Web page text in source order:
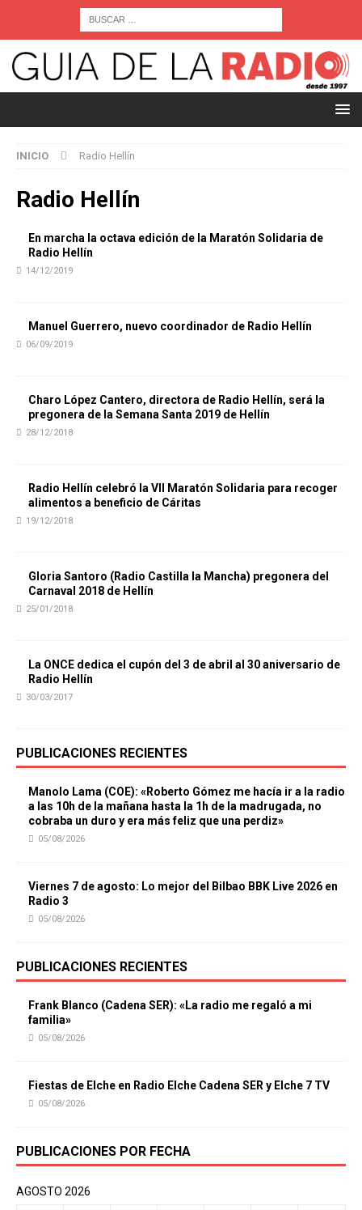
INICIO Radio Hellín
Radio Hellín
En marcha la octava edición de la Maratón Solidaria de
Radio Hellín
14/12/2019
Manuel Guerrero, nuevo coordinador de Radio Hellín
06/09/2019
Charo López Cantero, directora de Radio Hellín, será la
pregonera de la Semana Santa 2019 de Hellín
28/12/2018
Radio Hellín celebró la VII Maratón Solidaria para recoger
alimentos a beneficio de Cáritas
19/12/2018
Gloria Santoro (Radio Castilla la Mancha) pregonera del
Carnaval 2018 de Hellín
25/01/2018
La ONCE dedica el cupón del 3 de abril al 30 aniversario de
Radio Hellín
30/03/2017
PUBLICACIONES RECIENTES
Manolo Lama (COE): «Roberto Gómez me hacía ir a la radio
a las 10h de la mañana hasta la 1h de la madrugada, no
cobraba un duro y era más feliz que una perdiz»
05/08/2026
Viernes 7 de agosto: Lo mejor del Bilbao BBK Live 2026 en
Radio 3
05/08/2026
PUBLICACIONES RECIENTES
Frank Blanco (Cadena SER): «La radio me regaló a mi
familia»
05/08/2026
Fiestas de Elche en Radio Elche Cadena SER y Elche 7 TV
05/08/2026
PUBLICACIONES POR FECHA
AGOSTO 2026